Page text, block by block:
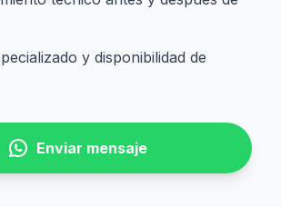
y disponibilidad de
Enviar mensaje